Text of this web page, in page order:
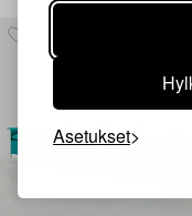
Asetukset